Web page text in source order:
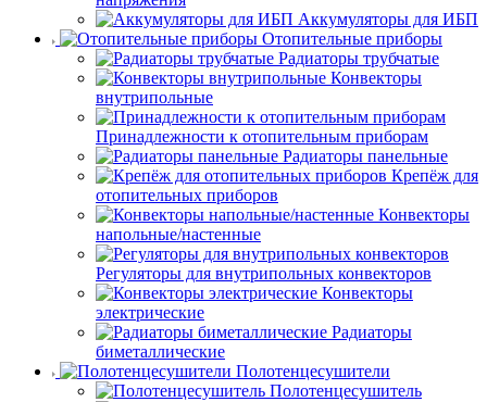
Аккумуляторы для ИБП
Отопительные приборы
Радиаторы трубчатые
Конвекторы
внутрипольные
Принадлежности к отопительным приборам
Радиаторы панельные
Крепёж для
отопительных приборов
Конвекторы
напольные/настенные
Регуляторы для внутрипольных конвекторов
Конвекторы
электрические
Радиаторы
биметаллические
Полотенцесушители
Полотенцесушитель